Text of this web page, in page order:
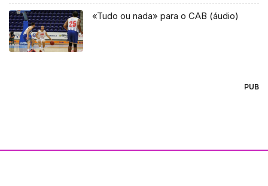
«Tudo ou nada» para o CAB (áudio)
PUB